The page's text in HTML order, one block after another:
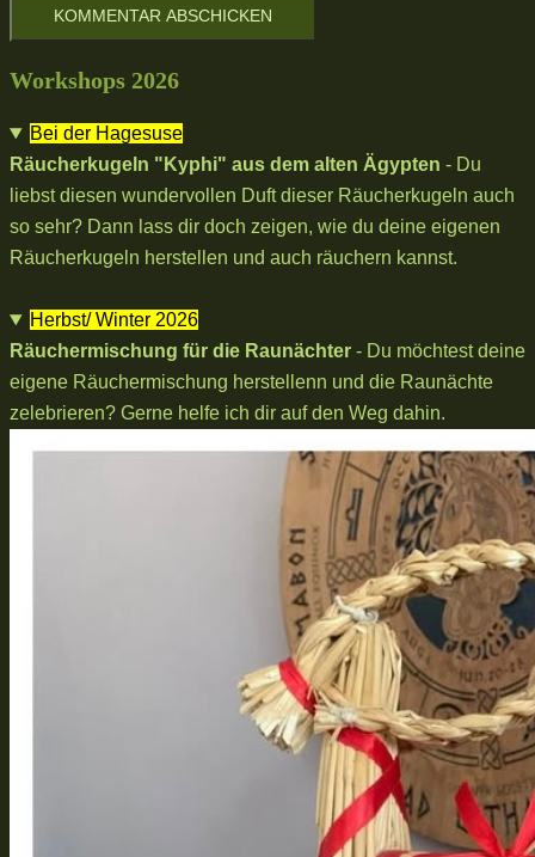
Workshops 2026
Bei der Hagesuse
Räucherkugeln "Kyphi" aus dem alten Ägypten - Du
liebst diesen wundervollen Duft dieser Räucherkugeln auch
so sehr? Dann lass dir doch zeigen, wie du deine eigenen
Räucherkugeln herstellen und auch räuchern kannst.
Herbst/ Winter 2026
Räuchermischung für die Raunächter - Du möchtest deine
eigene Räuchermischung herstellenn und die Raunächte
zelebrieren? Gerne helfe ich dir auf den Weg dahin.